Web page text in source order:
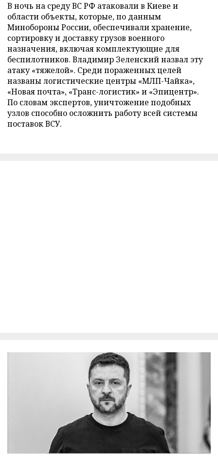
В ночь на среду ВС РФ атаковали в Киеве и
области объекты, которые, по данным
Минобороны России, обеспечивали хранение,
сортировку и доставку грузов военного
назначения, включая комплектующие для
беспилотников. Владимир Зеленский назвал эту
атаку «тяжелой». Среди пораженных целей
названы логистические центры «МЛП-Чайка»,
«Новая почта», «Транс-логистик» и «Эпицентр».
По словам экспертов, уничтожение подобных
узлов способно осложнить работу всей системы
поставок ВСУ.